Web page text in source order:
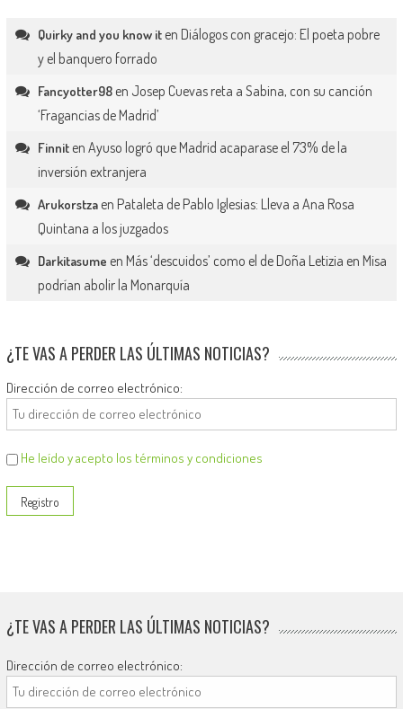
Quirky and you know iten Diálogos con gracejo: El poeta pobre
y el banquero forrado
Fancyotter98en Josep Cuevas reta a Sabina, con su canción
‘Fragancias de Madrid’
Finniten Ayuso logró que Madrid acaparase el 73% de la
inversión extranjera
Arukorstzaen Pataleta de Pablo Iglesias: Lleva a Ana Rosa
Quintana a los juzgados
Darkitasume en Más ‘descuidos’ como el de Doña Letizia en Misa
podrían abolir la Monarquía
¿TE VAS A PERDER LAS ÚLTIMAS NOTICIAS?
Dirección de correo electrónico:
He leído y acepto los términos y condiciones
¿TE VAS A PERDER LAS ÚLTIMAS NOTICIAS?
Dirección de correo electrónico: